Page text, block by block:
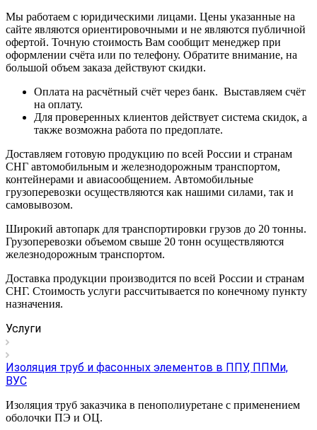
Мы работаем с юридическими лицами. Цены указанные на
сайте являются ориентировочными и не являются публичной
офертой. Точную стоимость Вам сообщит менеджер при
оформлении счёта или по телефону. Обратите внимание, на
большой объем заказа действуют скидки.
Оплата на расчётный счёт через банк. Выставляем счёт
на оплату.
Для проверенных клиентов действует система скидок, а
также возможна работа по предоплате.
Доставляем готовую продукцию по всей России и странам
СНГ автомобильным и железнодорожным транспортом,
контейнерами и авиасообщением. Автомобильные
грузоперевозки осуществляются как нашими силами, так и
самовывозом.
Широкий автопарк для транспортировки грузов до 20 тонны.
Грузоперевозки объемом свыше 20 тонн осуществляются
железнодорожным транспортом.
Доставка продукции производится по всей России и странам
СНГ. Стоимость услуги рассчитывается по конечному пункту
назначения.
Услуги
Изоляция труб и фасонных элементов в ППУ, ППМи,
ВУС
Изоляция труб заказчика в пенополиуретане с применением
оболочки ПЭ и ОЦ.